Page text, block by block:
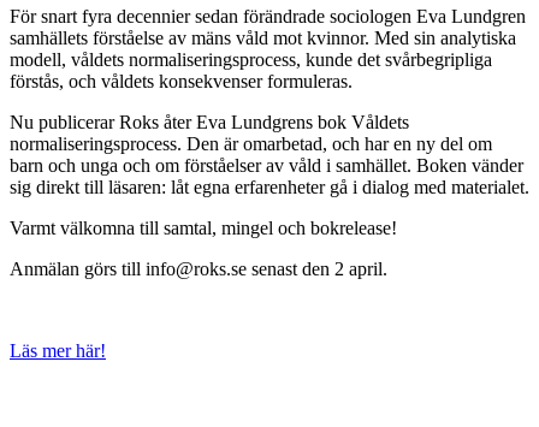
För snart fyra decennier sedan förändrade sociologen Eva Lundgren
samhällets förståelse av mäns våld mot kvinnor. Med sin analytiska
modell, våldets normaliseringsprocess, kunde det svårbegripliga
förstås, och våldets konsekvenser formuleras.
Nu publicerar Roks åter Eva Lundgrens bok Våldets
normaliseringsprocess. Den är omarbetad, och har en ny del om
barn och unga och om förståelser av våld i samhället. Boken vänder
sig direkt till läsaren: låt egna erfarenheter gå i dialog med materialet.
Varmt välkomna till samtal, mingel och bokrelease!
Anmälan görs till info@roks.se senast den 2 april.
Läs mer här!